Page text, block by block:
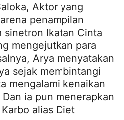
Aktor yang
penampilan
sinetron Ikatan Cinta
mengejutkan para
Arya menyatakan
sejak membintangi
mengalami kenaikan
ia pun menerapkan
alias Diet